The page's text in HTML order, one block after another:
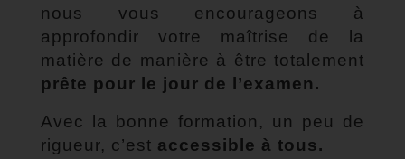
nous vous encourageons à
approfondir votre maîtrise de la
matière de manière à être totalement
prête pour le jour de l’examen.
Avec la bonne formation, un peu de
rigueur, c’est accessible à tous.